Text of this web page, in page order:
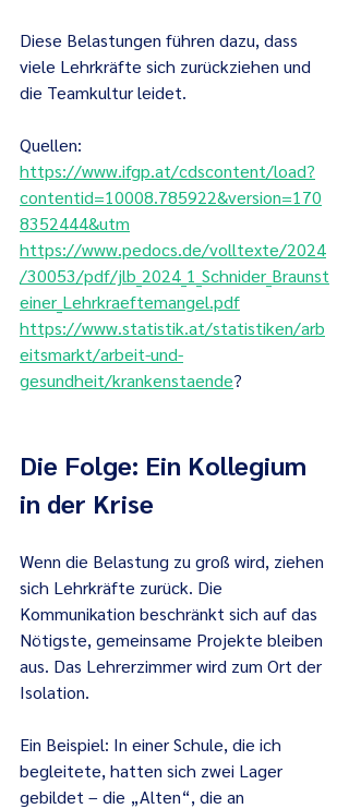
Diese Belastungen führen dazu, dass
viele Lehrkräfte sich zurückziehen und
die Teamkultur leidet.
Quellen:
https://www.ifgp.at/cdscontent/load?
contentid=10008.785922&version=170
8352444&utm
https://www.pedocs.de/volltexte/2024
/30053/pdf/jlb_2024_1_Schnider_Braunst
einer_Lehrkraeftemangel.pdf
https://www.statistik.at/statistiken/arb
eitsmarkt/arbeit-und-
gesundheit/krankenstaende?
Die Folge: Ein Kollegium
in der Krise
Wenn die Belastung zu groß wird, ziehen
sich Lehrkräfte zurück. Die
Kommunikation beschränkt sich auf das
Nötigste, gemeinsame Projekte bleiben
aus. Das Lehrerzimmer wird zum Ort der
Isolation.
Ein Beispiel: In einer Schule, die ich
begleitete, hatten sich zwei Lager
gebildet – die „Alten“, die an